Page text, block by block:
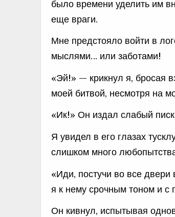
было времени уделить им
еще враги.
Мне предстояло войти в
мыслями… или заботами!
«Эй!» — крикнул я, бросая
моей битвой, несмотря на
«Ик!» Он издал слабый
Я увидел в его глазах
слишком много
«Иди, постучи во все
я к нему срочным тоном и с
Он кивнул, испытывая